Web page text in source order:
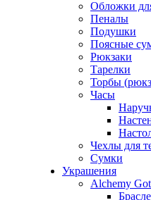
Обложки
Пеналы
Подушки
Поясные
Рюкзаки
Тарелки
Торбы
Часы
Чехлы для
Сумки
Украшения
Alchemy